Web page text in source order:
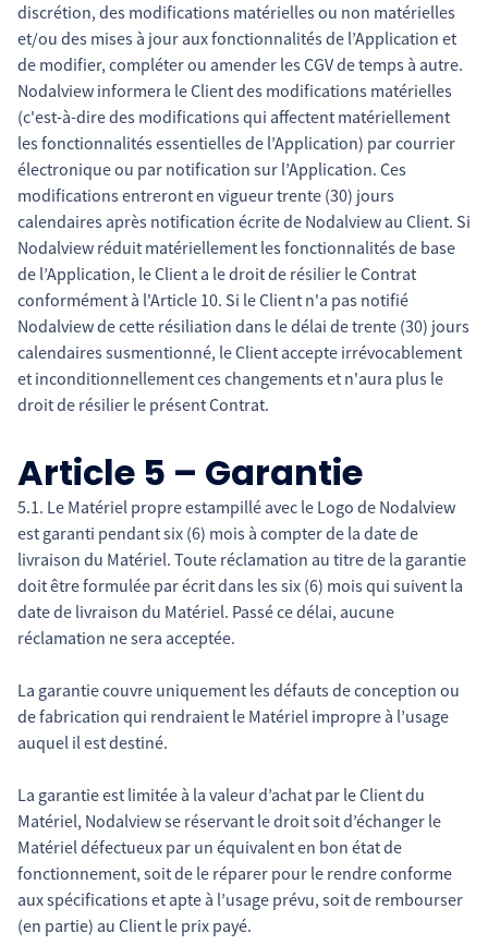
discrétion, des modifications matérielles ou non matérielles
et/ou des mises à jour aux fonctionnalités de l’Application et
de modifier, compléter ou amender les CGV de temps à autre.
Nodalview informera le Client des modifications matérielles
(c'est-à-dire des modifications qui affectent matériellement
les fonctionnalités essentielles de l’Application) par courrier
électronique ou par notification sur l’Application. Ces
modifications entreront en vigueur trente (30) jours
calendaires après notification écrite de Nodalview au Client. Si
Nodalview réduit matériellement les fonctionnalités de base
de l’Application, le Client a le droit de résilier le Contrat
conformément à l'Article 10. Si le Client n'a pas notifié
Nodalview de cette résiliation dans le délai de trente (30) jours
calendaires susmentionné, le Client accepte irrévocablement
et inconditionnellement ces changements et n'aura plus le
droit de résilier le présent Contrat.
Article 5 – Garantie
5.1. Le Matériel propre estampillé avec le Logo de Nodalview
est garanti pendant six (6) mois à compter de la date de
livraison du Matériel. Toute réclamation au titre de la garantie
doit être formulée par écrit dans les six (6) mois qui suivent la
date de livraison du Matériel. Passé ce délai, aucune
réclamation ne sera acceptée.
La garantie couvre uniquement les défauts de conception ou
de fabrication qui rendraient le Matériel impropre à l’usage
auquel il est destiné.
La garantie est limitée à la valeur d’achat par le Client du
Matériel, Nodalview se réservant le droit soit d’échanger le
Matériel défectueux par un équivalent en bon état de
fonctionnement, soit de le réparer pour le rendre conforme
aux spécifications et apte à l’usage prévu, soit de rembourser
(en partie) au Client le prix payé.